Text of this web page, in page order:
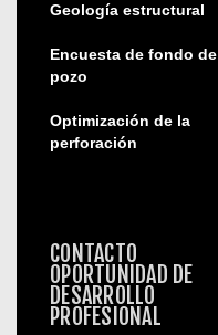
Geología estructural
Encuesta de fondo de
pozo
Optimización de la
perforación
CONTACTO
OPORTUNIDAD DE
DESARROLLO
PROFESIONAL